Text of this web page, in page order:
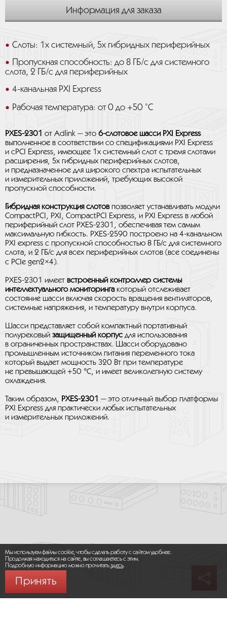
Информация для заказа
Слоты: 1x системный, 5x гибридных периферийных
Пропускная способность: до 8 ГБ/с для системного
слота, 2 ГБ/с для периферийных
4-канальная PXI Express
Рабочая температура: от 0 до +50 ˚C
PXES-2301 от Adlink — это 6-слотовое шасси PXI Express
выполненное в соответствии со спецификациями PXI Express
и cPCI Express, имеющее 1x системный слот с тремя слотами
расширения, 5x гибридных периферийных слотов,
и предназначенное для широкого спектра испытательных
и измерительных приложений, требующих высокой
пропускной способности.
Гибридная конструкция слотовпозволяет устанавливать модули
CompactPCI, PXI, CompactPCI Express, и PXI Express в любой
периферийный слот PXES-2301, обеспечивая тем самым
максимальную гибкость. PXES-2590 построено на 4-канальном
PXI express с пропускной способностью 8 ГБ/с для системного
слота, и 2 ГБ/с для всех периферийных слотов (все соединены
с PCIe gen2×4).
PXES-2301 имеет встроенный контроллер системы
интеллектуального мониторингакоторый отслеживает
состояние шасси включая скорость вращения вентиляторов,
системные напряжения, и температуру внутри корпуса.
Шасси представляет собой компактный портативный
полурековый защищенный корпус для использования
в ограниченных пространствах. Шасси оборудовано
промышленным источником питания переменного тока
который выдает мощность 320 Вт при температуре
не превышающей +50 °C, и имеет великолепную систему
охлаждения.
Таким образом, PXES-2301 — это отличный выбор платформы
PXI Express для практически любых испытательных
и измерительных приложений.
Мы используем файлы cookie, чтобы сделать работу с сайтом удобнее.
Продолжая находиться на сайте, вы соглашаетесь с этим.
Подробную информацию можно прочитатьздесь.
Принять